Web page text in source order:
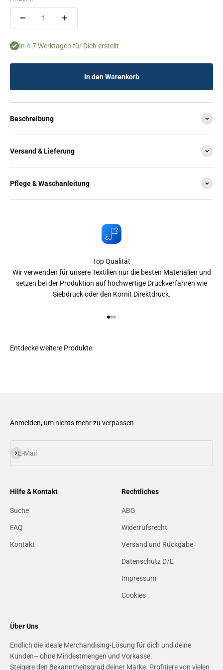
In 4-7 Werktagen für Dich erstellt
In den Warenkorb
Beschreibung
Versand & Lieferung
Pflege & Waschanleitung
Top Qualität
Wir verwenden für unsere Textilien nur die besten Materialien und
setzen bei der Produktion auf hochwertige Druckverfahren wie
Siebdruck oder den Kornit Direktdruck.
Anmelden, um nichts mehr zu verpassen
E-Mail
Abonnieren
Hilfe & Kontakt
Suche
FAQ
Kontakt
Rechtliches
ABG
Widerrufsrecht
Versand und Rückgabe
Datenschutz D/E
Impressum
Cookies
Über Uns
Endlich die ideale Merchandising-Lösung für dich und deine
Kunden– ohne Mindestmengen und Vorkasse.
Steigere den Bekanntheitsgrad deiner Marke. Profitiere von vielen